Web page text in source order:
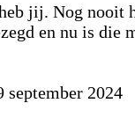
jij. Nog
en nu is die
september 2024